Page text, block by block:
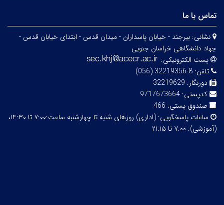
تماس با ما
نشانی: بیرجند - خیابان پاسداران - میدان قدس - ابتدای خیابان قدس -
جهاد دانشگاهی خراسان جنوبی
پست الکترونیکی:
تلفن: 8-32219356 (056)
دورنگار: 32219629
کدپستی: 9717673664
صندوق پستی: 466
ساعات پاسخگویی:
(اداری) روزهای شنبه تا چهارشنبه ساعت:۷:۰۰ تا ۱۴:۳۰،
(آموزشی): ۷:۰۰ تا ۲۱:۱۵